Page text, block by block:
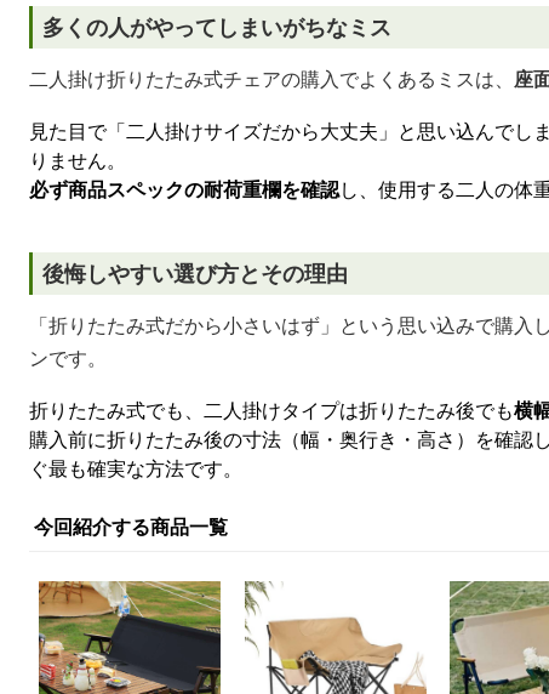
多くの人がやってしまいがちなミス
二人掛け折りたたみ式チェアの購入でよくあるミスは、 座
見た目で「二人掛けサイズだから大丈夫」と思い込んで
りません。
必ず商品スペックの耐荷重欄を確認し、使用する二人の体
後悔しやすい選び方とその理由
「折りたたみ式だから小さいはず」という思い込みで購入し
ンです。
折りたたみ式でも、二人掛けタイプは折りたたみ後でも横
購入前に折りたたみ後の寸法（幅・奥行き・高さ）を確
ぐ最も確実な方法です。
今回紹介する商品一覧